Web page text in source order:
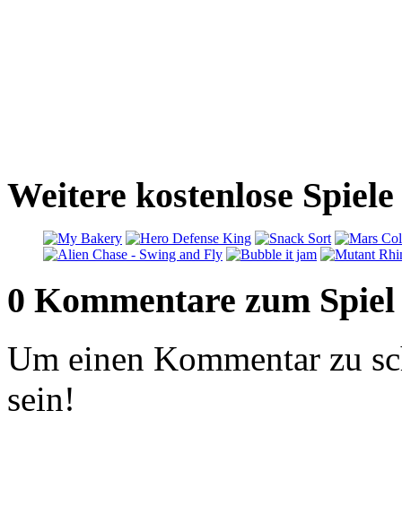
Weitere kostenlose
0 Kommentare zum Spiel
Um einen Kommentar zu
sein!